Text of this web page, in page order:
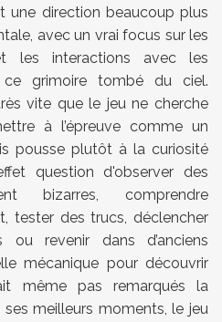
une direction beaucoup plus
avec un vrai focus sur les
les interactions avec les
ce grimoire tombé du ciel.
vite que le jeu ne cherche
à l’épreuve comme un
pousse plutôt à la curiosité
question d'observer des
bizarres, comprendre
tester des trucs, déclencher
ou revenir dans d’anciens
mécanique pour découvrir
même pas remarqués la
meilleurs moments, le jeu